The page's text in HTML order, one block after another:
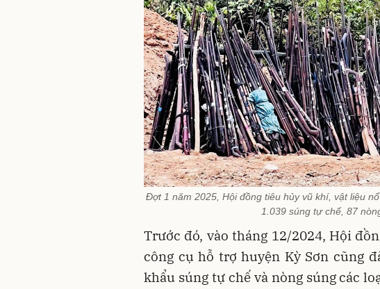
Đợt 1 năm 2025, Hội đồng tiêu hủy vũ khí, vật liệu
1.039 súng tự chế, 87
Trước đó, vào tháng 12/2024, Hội
công cụ hỗ trợ huyện Kỳ Sơn cũng
khẩu súng tự chế và nòng súng các